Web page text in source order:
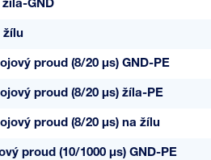
GND
žílu
proud (8/20 µs) GND-PE
proud (8/20 µs) žíla-PE
proud (8/20 µs) na žílu
proud (10/1000 µs) GND-PE